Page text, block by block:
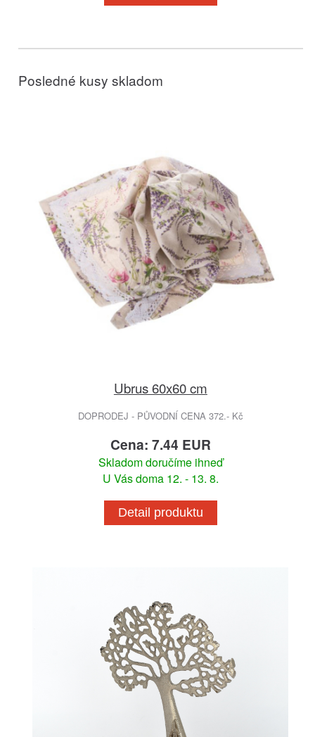
Posledné kusy skladom
Ubrus 60x60 cm
DOPRODEJ - PŮVODNÍ CENA 372.- Kč
Cena: 7.44 EUR
Skladom doručíme ihneď
U Vás doma 12. - 13. 8.
Detail produktu